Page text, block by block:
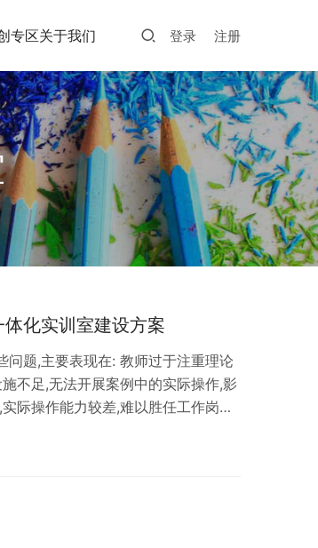
专区关于我们 登录 注册
化实训室建设方案
问题,主要表现在: 教师过于注重理论
不足,无法开展案例中的实际操作,影
际操作能力较差,难以胜任工作岗
作能力,中职院校应该: 优化教学内